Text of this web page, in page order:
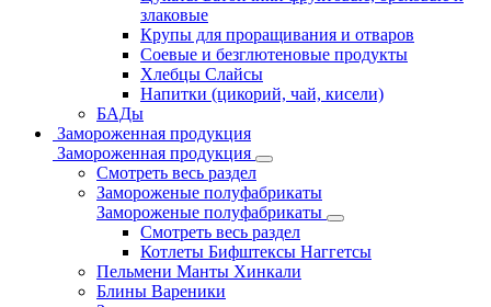
злаковые
Крупы для проращивания и отваров
Соевые и безглютеновые продукты
Хлебцы Слайсы
Напитки (цикорий, чай, кисели)
БАДы
Замороженная продукция
Замороженная продукция
Смотреть весь раздел
Замороженые полуфабрикаты
Замороженые полуфабрикаты
Смотреть весь раздел
Котлеты Бифштексы Наггетсы
Пельмени Манты Хинкали
Блины Вареники